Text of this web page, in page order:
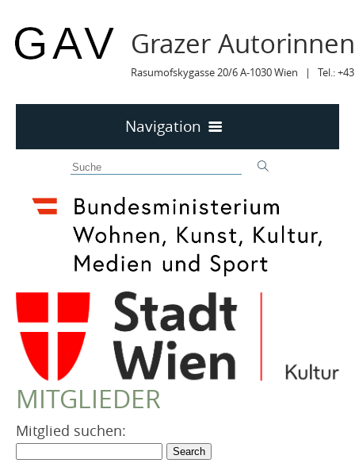
Grazer
Rasumofskygasse 20/6 A-1030 Wien | Tel.:
Navigation
MITTEILUNGEN
MITTEILUNGEN Archiv
TERMINE
TERMINE sortiert
LYRIK IM MÄRZ
MITGLIEDER
VEREIN
Robert Musil Gedenkraum
TERMINARCHIV
TEXTE
MITGLIEDER
Mitglied suchen: